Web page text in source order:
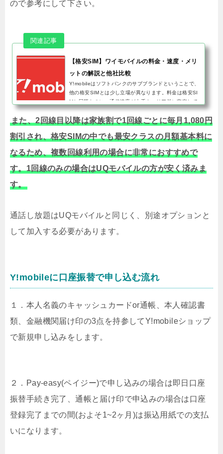
ので参考にして下さい。
【格安SIM】ワイモバイルの料金・速度・メリ
ットの解説と他社比較
Y!mobileはソフトバンクのサブブランドということで、
他の格安SIMとは少し立場が異なります。料金は格安SI
Mと同等なのに、通信速度が大手キャリア並に安定して
速いということで、総務省の有識者会議でMVNO勢がサ
ブブランドに対してフ...
また、2回線目以降は家族割で1回線ごとに毎月1,080円
割引され、格安SIMの中でも最安クラスの月額基本料に
なるため、複数回線利用の場合に非常におすすめで
す。1回線のみの場合はUQモバイルの方が安く済みま
す。
通話し放題はUQモバイルと同じく、別途オプションと
して加入する必要があります。
Y!mobileに口座振替で申し込む流れ
１．本人名義のキャッシュカードor通帳、本人確認書
類、金融機関届け印の3点を持参してY!mobileショップ
で新規申し込みをします。
２．Pay-easy(ペイジー)で申し込みの場合は即日口座
振替手続き完了、通帳と届け印で申込みの場合は口座
登録完了までの間(およそ1~2ヶ月)は振込用紙での支払
いになります。